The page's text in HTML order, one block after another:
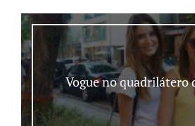
Vogue no quadrilátero